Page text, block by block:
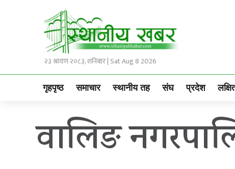
२३ श्रावण २०८३, शनिबार | Sat Aug 8 2026
गृहपृष्ठ समाचार स्थानीय तह संघ प्रदेश
वालिङ